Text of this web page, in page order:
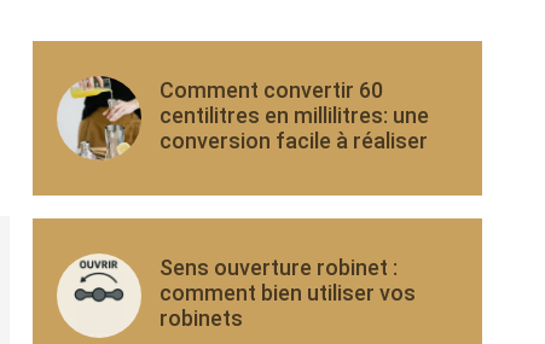
Comment convertir 60
centilitres en millilitres: une
conversion facile à réaliser
Sens ouverture robinet :
comment bien utiliser vos
robinets